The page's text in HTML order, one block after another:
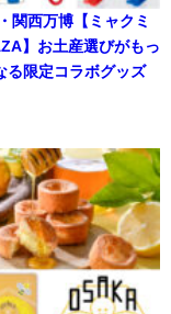
関西万博【ミャクミ
】お土産選びがもっ
る限定コラボグッズ